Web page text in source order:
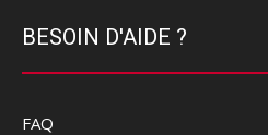
BESOIN D'AIDE ?
FAQ